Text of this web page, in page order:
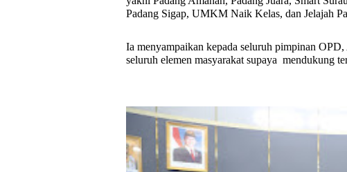
Padang Sigap, UMKM Naik Kelas, dan Jelajah
Ia menyampaikan kepada seluruh pimpinan
seluruh elemen masyarakat supaya mendukung